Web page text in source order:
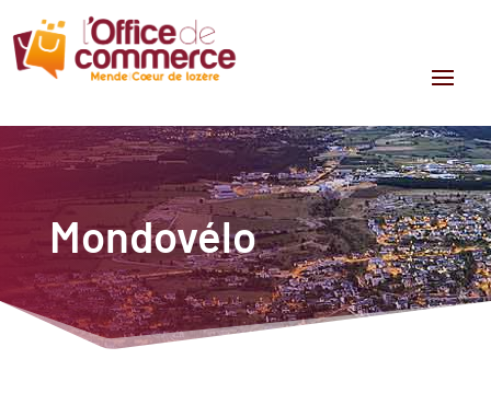
Mondovélo